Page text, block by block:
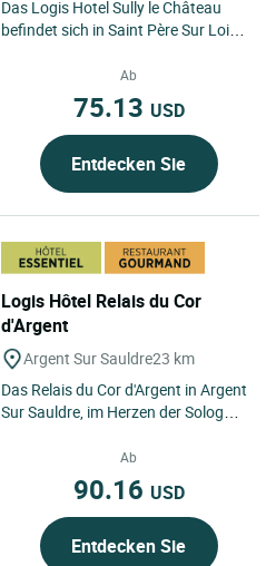
Das Logis Hotel Sully le Château
befindet sich in Saint Père Sur Loire,
Sologne, am Ufer...Ab
75.13 USD
Entdecken Sie
Logis Hôtel Relais du Cor
d'Argent
Argent Sur Sauldre23 km
Das Relais du Cor d'Argent in Argent
Sur Sauldre, im Herzen der Sologne,
Ab
90.16 USD
Entdecken Sie